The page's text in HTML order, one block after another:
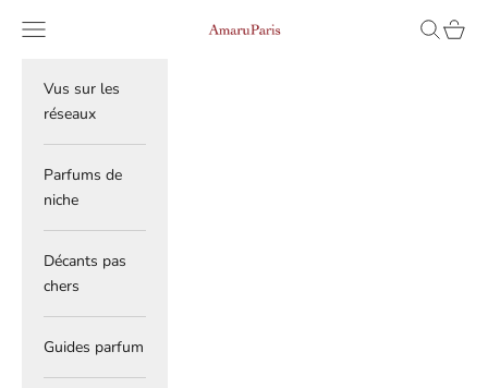
AmaruParis
Navigation menu Search
Cart
Vus sur les
réseaux
Parfums de
niche
Décants pas
chers
Guides parfum